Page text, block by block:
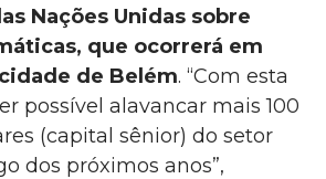
Nações Unidas sobre
que ocorrerá em
de Belém. “Com esta
possível alavancar mais 100
(capital sênior) do setor
dos próximos anos”,